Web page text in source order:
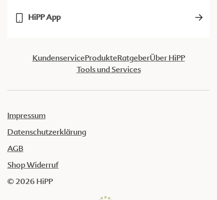
HiPP App
KundenserviceProdukteRatgeberÜber HiPP
Tools und Services
Impressum
Datenschutzerklärung
AGB
Shop Widerruf
© 2026 HiPP